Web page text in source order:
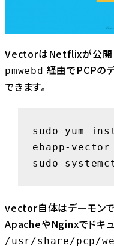
VectorはNetflixが公開し
pmwebd 経由でPCPの
できます。
sudo yum
ebapp-vector
sudo
vector自体はデーモンで
ApacheやNginxでドキュ
/usr/share/pcp/